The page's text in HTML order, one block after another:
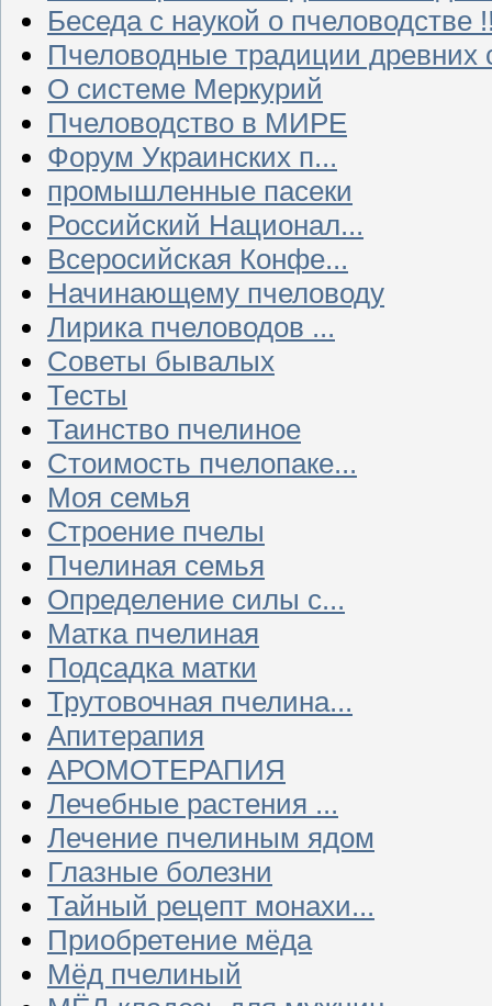
Беседа с наукой о пчеловодстве
Пчеловодные традиции древних
О системе Меркурий
Пчеловодство в МИРЕ
Форум Украинских п...
промышленные пасеки
Российский Национал...
Всеросийская Конфе...
Начинающему пчеловоду
Лирика пчеловодов ...
Советы бывалых
Тесты
Таинство пчелиное
Стоимость пчелопаке...
Моя семья
Строение пчелы
Пчелиная семья
Определение силы с...
Матка пчелиная
Подсадка матки
Трутовочная пчелина...
Апитерапия
АРОМОТЕРАПИЯ
Лечебные растения ...
Лечение пчелиным ядом
Глазные болезни
Тайный рецепт монахи...
Приобретение мёда
Мёд пчелиный